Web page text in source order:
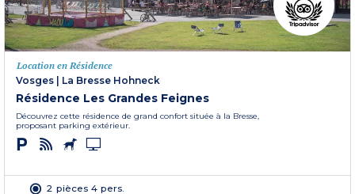
Location en Résidence
Vosges
La Bresse Hohneck
Résidence Les Grandes Feignes
Découvrez cette résidence de grand confort située à la Bresse,
proposant parking extérieur.
2 pièces 4 pers.